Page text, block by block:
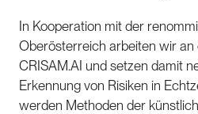
In Kooperation mit der
Oberösterreich arbeiten wir
CRISAM.AI und setzen damit
Erkennung von Risiken in
werden Methoden der